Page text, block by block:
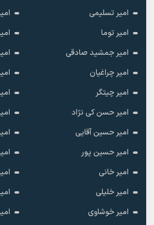
امیر تسلیمی
امیر توما
امیر جمشید صادقی
امیر چراغیان
امیر چیتگر
امیر حسن کی نژاد
امیر حسین آقایی
امیر حسین پور
امیر خانی
امیر خلیلی
امیر خوشاوی